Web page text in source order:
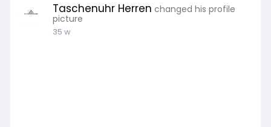
Taschenuhr Herren changed his profile
picture
35 w